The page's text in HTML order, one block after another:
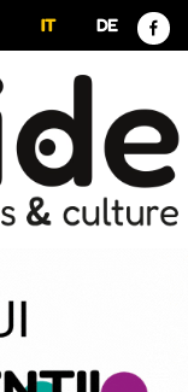
IT DE